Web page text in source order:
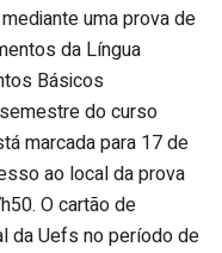
uma prova de
da Língua
Básicos
do curso
marcada para 17 de
ao local da prova
O cartão de
da Uefs no período de